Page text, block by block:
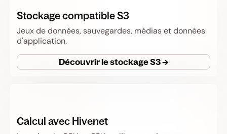
Stockage compatible S3
Jeux de données, sauvegardes, médias et données
d'application.
Découvrir le stockage S3 →
Calcul avec Hivenet